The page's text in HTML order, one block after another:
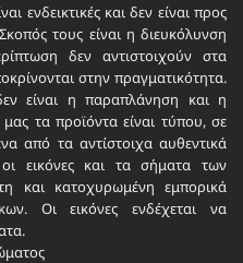
ενδεικτικές και δεν είναι προς
τους είναι η διευκόλυνση
δεν αντιστοιχούν στα
στην πραγματικότητα.
είναι η παραπλάνηση και η
τα προϊόντα είναι τύπου, σε
από τα αντίστοιχα αυθεντικά
εικόνες και τα σήματα των
και κατοχυρωμένη εμπορικά
Οι εικόνες ενδέχεται να